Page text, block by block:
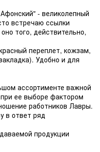
- великолепный
встречаю ссылки
того, действительно,
переплет, кожзам,
Удобно и для
ассортименте важной
ее выборе фактором
работников Лавры.
в ответ ряд
продукции